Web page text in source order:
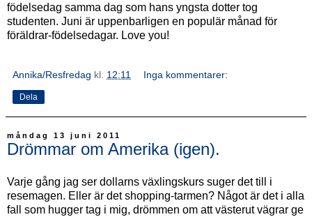
födelsedag samma dag som hans yngsta dotter tog
studenten. Juni är uppenbarligen en populär månad för
föräldrar-födelsedagar. Love you!
Annika/Resfredag kl. 12:11 Inga kommentarer:
Dela
måndag 13 juni 2011
Drömmar om Amerika (igen).
Varje gång jag ser dollarns växlingskurs suger det till i
resemagen. Eller är det shopping-tarmen? Något är det i alla
fall som hugger tag i mig, drömmen om att västerut vägrar ge